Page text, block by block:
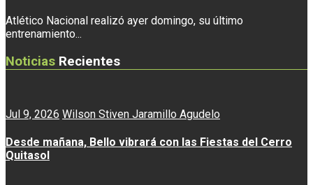
Atlético Nacional realizó ayer domingo, su último
entrenamiento...
Noticias Recientes
Jul 9, 2026 Wilson Stiven Jaramillo Agudelo
Desde mañana, Bello vibrará con las Fiestas del Cerro
Quitasol